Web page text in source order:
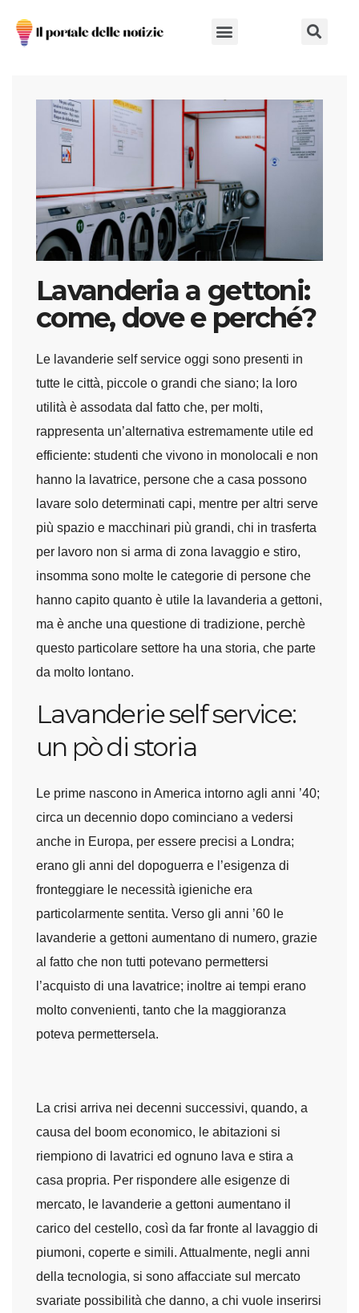
Lavanderia a gettoni:
come, dove e perché?
Le lavanderie self service oggi sono presenti in
tutte le città, piccole o grandi che siano; la loro
utilità è assodata dal fatto che, per molti,
rappresenta un’alternativa estremamente utile ed
efficiente: studenti che vivono in monolocali e non
hanno la lavatrice, persone che a casa possono
lavare solo determinati capi, mentre per altri serve
più spazio e macchinari più grandi, chi in trasferta
per lavoro non si arma di zona lavaggio e stiro,
insomma sono molte le categorie di persone che
hanno capito quanto è utile la lavanderia a gettoni,
ma è anche una questione di tradizione, perchè
questo particolare settore ha una storia, che parte
da molto lontano.
Lavanderie self service:
un pò di storia
Le prime nascono in America intorno agli anni ’40;
circa un decennio dopo cominciano a vedersi
anche in Europa, per essere precisi a Londra;
erano gli anni del dopoguerra e l’esigenza di
fronteggiare le necessità igieniche era
particolarmente sentita. Verso gli anni ’60 le
lavanderie a gettoni aumentano di numero, grazie
al fatto che non tutti potevano permettersi
l’acquisto di una lavatrice; inoltre ai tempi erano
molto convenienti, tanto che la maggioranza
poteva permettersela.
La crisi arriva nei decenni successivi, quando, a
causa del boom economico, le abitazioni si
riempiono di lavatrici ed ognuno lava e stira a
casa propria. Per rispondere alle esigenze di
mercato, le lavanderie a gettoni aumentano il
carico del cestello, così da far fronte al lavaggio di
piumoni, coperte e simili. Attualmente, negli anni
della tecnologia, si sono affacciate sul mercato
svariate possibilità che danno, a chi vuole inserirsi